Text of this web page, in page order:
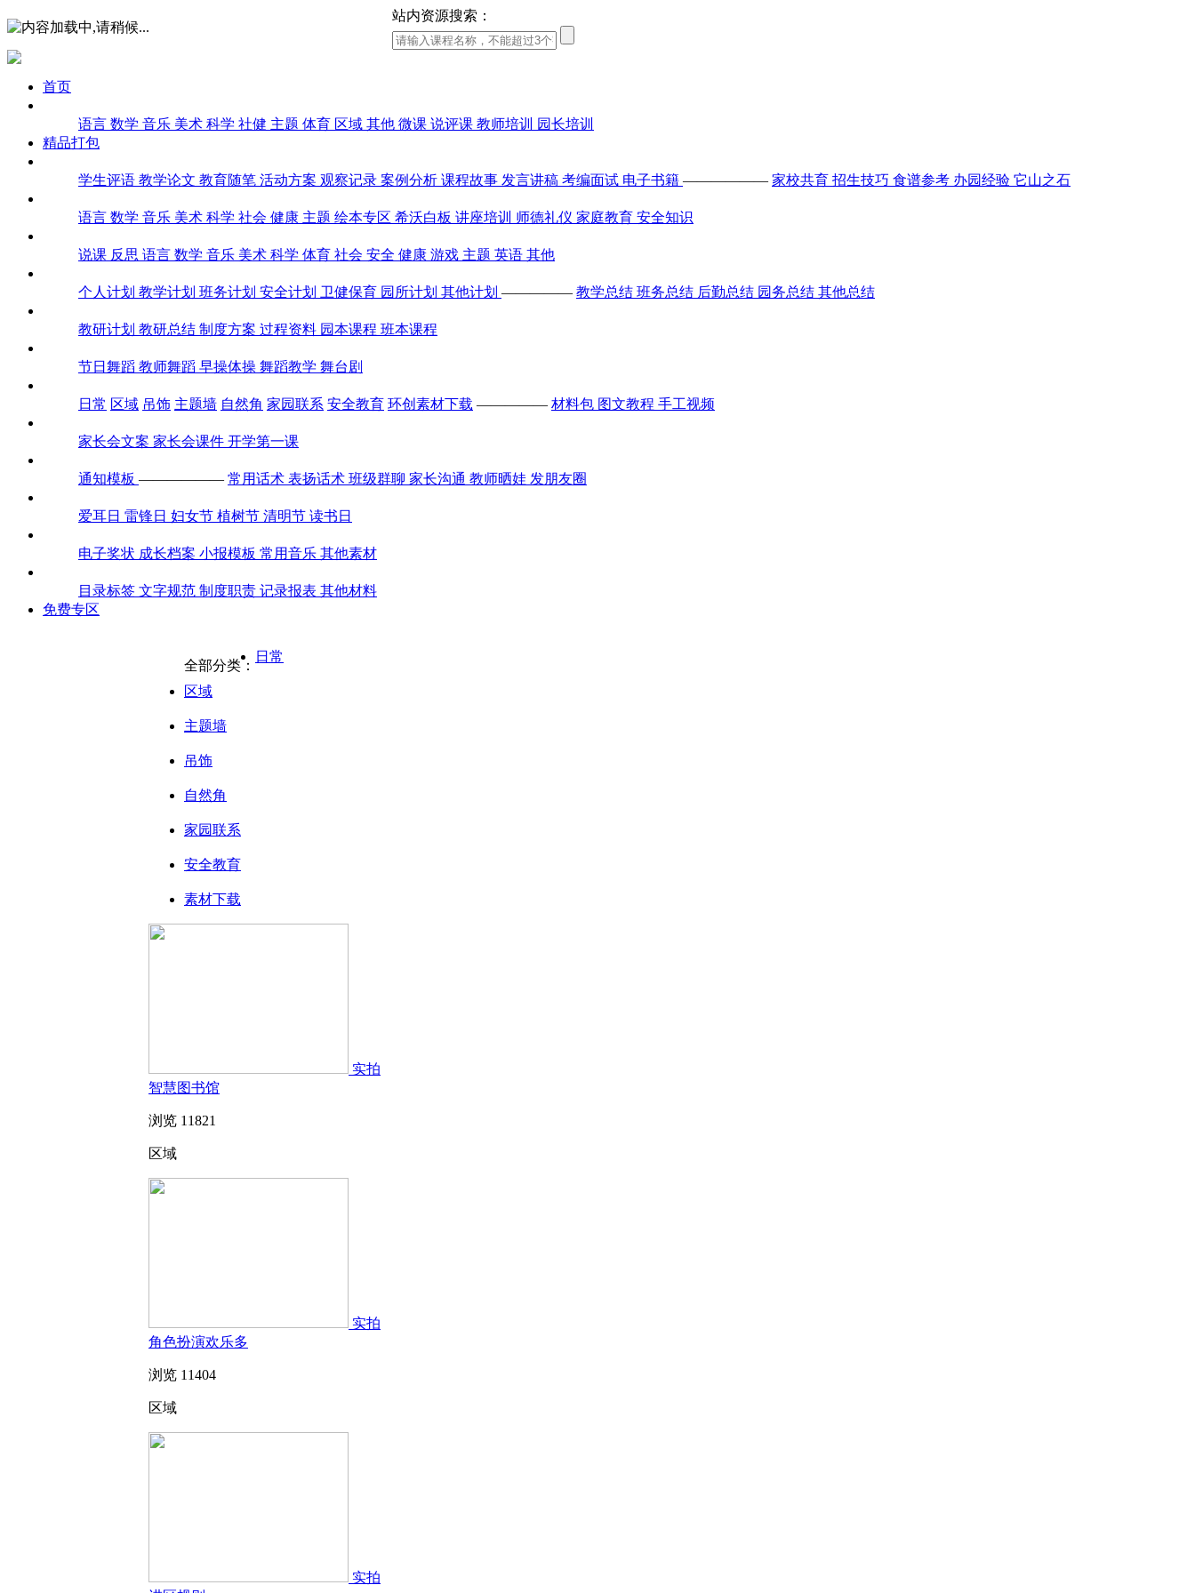
站内资源搜索：
首页
语言 数学 音乐 美术 科学 社健 主题 体育 区域 其他 微课 说评课 教师培训
园长培训
精品打包
学生评语 教学论文 教育随笔 活动方案 观察记录 案例分析 课程故事 发言讲稿 考编面试 电子书籍 —————— 家校共育 招生技巧 食谱参考 办园经验 它山之石
语言 数学 音乐 美术 科学 社会 健康 主题 绘本专区 希沃白板 讲座培训 师德礼仪 家庭教育 安全知识
说课 反思 语言 数学 音乐 美术 科学 体育 社会 安全 健康 游戏 主题 英语 其他
个人计划 教学计划 班务计划 安全计划 卫健保育 园所计划 其他计划 ————— 教学总结 班务总结 后勤总结 园务总结 其他总结
教研计划 教研总结 制度方案 过程资料 园本课程 班本课程
节日舞蹈 教师舞蹈 早操体操 舞蹈教学 舞台剧
日常 区域 吊饰 主题墙 自然角 家园联系 安全教育 环创素材下载 ————— 材料包 图文教程 手工视频
家长会文案 家长会课件 开学第一课
通知模板 —————— 常用话术 表扬话术 班级群聊 家长沟通 教师晒娃 发朋友圈
爱耳日 雷锋日 妇女节 植树节 清明节 读书日
电子奖状 成长档案 小报模板 常用音乐 其他素材
目录标签 文字规范 制度职责 记录报表 其他材料
免费专区
全部分类：
日常
区域
主题墙
吊饰
自然角
家园联系
安全教育
素材下载
实拍
智慧图书馆
浏览 11821
区域
实拍
角色扮演欢乐多
浏览 11404
区域
实拍